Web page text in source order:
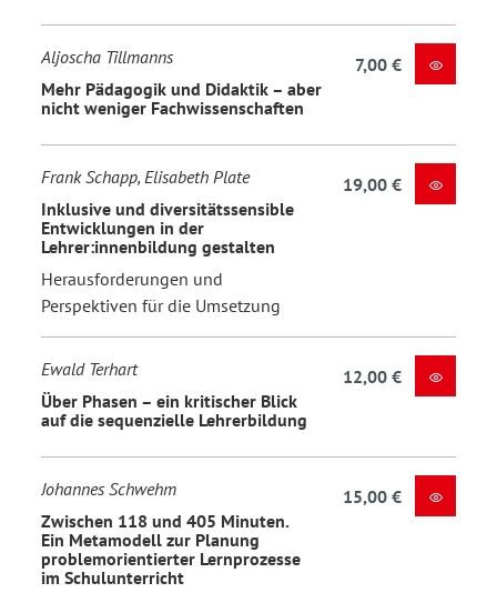
Aljoscha Tillmanns
Mehr Pädagogik und Didaktik – aber
nicht weniger Fachwissenschaften
7,00 €
Frank Schapp, Elisabeth Plate
Inklusive und diversitätssensible
Entwicklungen in der
Lehrer:innenbildung gestalten
Herausforderungen und
Perspektiven für die Umsetzung
19,00 €
Ewald Terhart
Über Phasen – ein kritischer Blick
auf die sequenzielle Lehrerbildung
12,00 €
Johannes Schwehm
Zwischen 118 und 405 Minuten.
Ein Metamodell zur Planung
problemorientierter Lernprozesse
im Schulunterricht
15,00 €